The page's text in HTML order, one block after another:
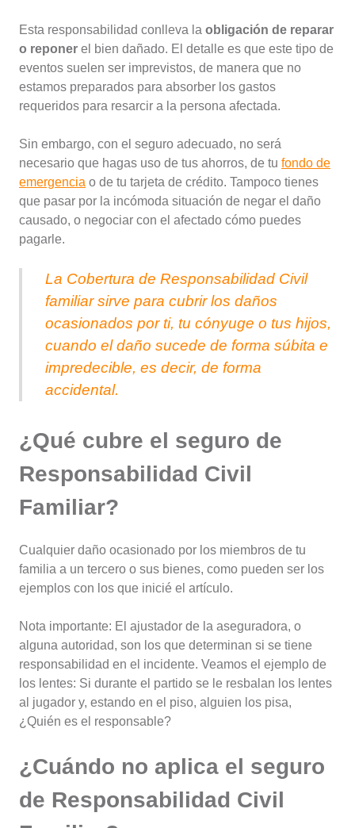
Esta responsabilidad conlleva la obligación de reparar
o reponer el bien dañado. El detalle es que este tipo de
eventos suelen ser imprevistos, de manera que no
estamos preparados para absorber los gastos
requeridos para resarcir a la persona afectada.
Sin embargo, con el seguro adecuado, no será
necesario que hagas uso de tus ahorros, de tu fondo de
emergencia o de tu tarjeta de crédito. Tampoco tienes
que pasar por la incómoda situación de negar el daño
causado, o negociar con el afectado cómo puedes
pagarle.
La Cobertura de Responsabilidad Civil
familiar sirve para cubrir los daños
ocasionados por ti, tu cónyuge o tus hijos,
cuando el daño sucede de forma súbita e
impredecible, es decir, de forma
accidental.
¿Qué cubre el seguro de
Responsabilidad Civil
Familiar?
Cualquier daño ocasionado por los miembros de tu
familia a un tercero o sus bienes, como pueden ser los
ejemplos con los que inicié el artículo.
Nota importante: El ajustador de la aseguradora, o
alguna autoridad, son los que determinan si se tiene
responsabilidad en el incidente. Veamos el ejemplo de
los lentes: Si durante el partido se le resbalan los lentes
al jugador y, estando en el piso, alguien los pisa,
¿Quién es el responsable?
¿Cuándo no aplica el seguro
de Responsabilidad Civil